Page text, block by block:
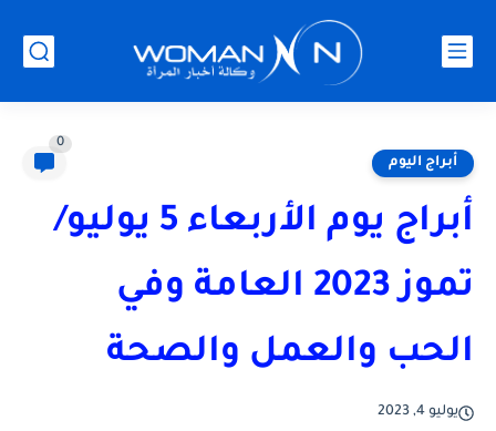
أبراج اليوم
0
أبراج يوم الأربعاء 5 يوليو/
تموز 2023 العامة وفي
الحب والعمل والصحة
يوليو 4, 2023